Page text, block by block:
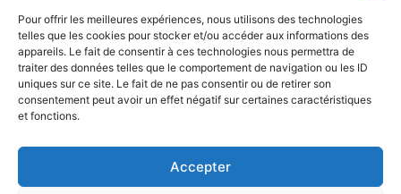
Pour offrir les meilleures expériences, nous utilisons des technologies
telles que les cookies pour stocker et/ou accéder aux informations des
appareils. Le fait de consentir à ces technologies nous permettra de
traiter des données telles que le comportement de navigation ou les ID
uniques sur ce site. Le fait de ne pas consentir ou de retirer son
consentement peut avoir un effet négatif sur certaines caractéristiques
et fonctions.
Accepter
Mentions légales
Conditions générales d'utilisation
Conditions générales de vente
Politique de cookies
Politique de confidentialité